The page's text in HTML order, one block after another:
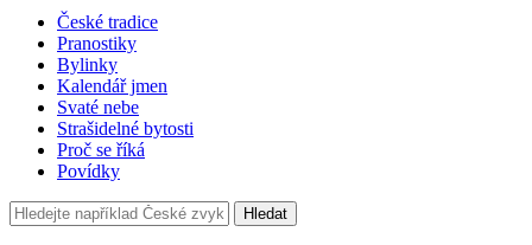
České tradice
Pranostiky
Bylinky
Kalendář jmen
Svaté nebe
Strašidelné bytosti
Proč se říká
Povídky
Hledat